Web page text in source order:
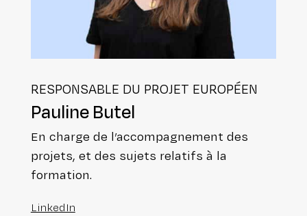
RES­PON­SABLE DU PROJET EUROPÉEN
Pauline Butel
En charge de l’ac­com­pa­gne­ment des
projets, et des sujets relatifs à la
formation.
LinkedIn